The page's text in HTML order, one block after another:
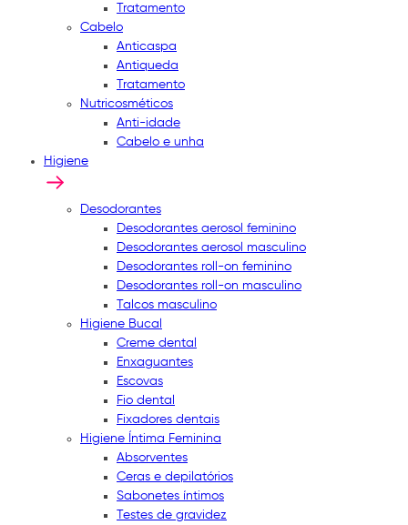
Tratamento
Cabelo
Anticaspa
Antiqueda
Tratamento
Nutricosméticos
Anti-idade
Cabelo e unha
Higiene
Desodorantes
Desodorantes aerosol feminino
Desodorantes aerosol masculino
Desodorantes roll-on feminino
Desodorantes roll-on masculino
Talcos masculino
Higiene Bucal
Creme dental
Enxaguantes
Escovas
Fio dental
Fixadores dentais
Higiene Íntima Feminina
Absorventes
Ceras e depilatórios
Sabonetes íntimos
Testes de gravidez